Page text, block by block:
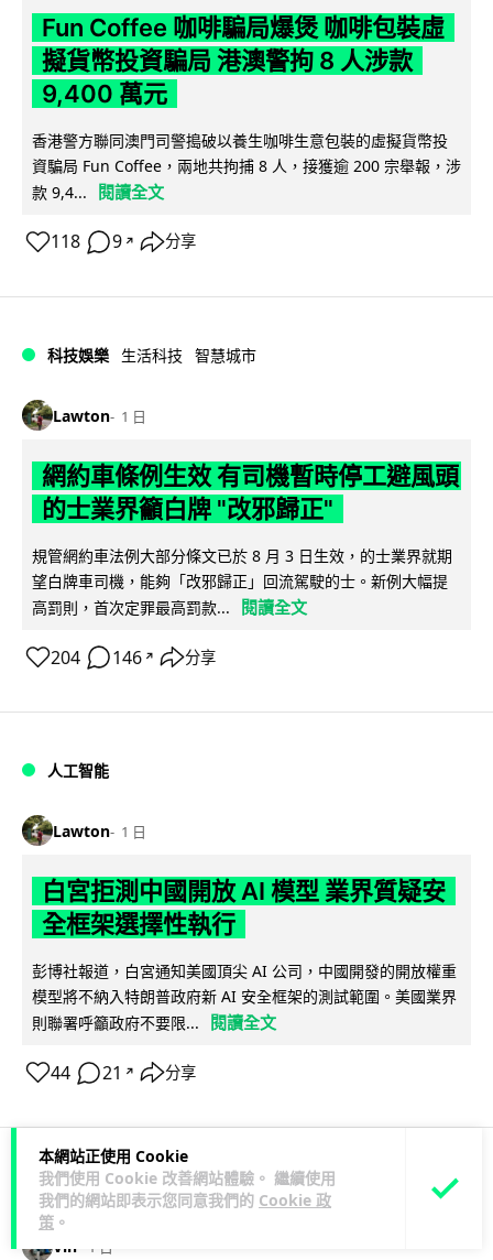
本網站正使用 Cookie
我們使用 Cookie 改善網站體驗。 繼續使用
我們的網站即表示您同意我們的 Cookie 政
策 。
Fun Coffee 咖啡騙局爆煲 咖啡包裝虛
擬貨幣投資騙局 港澳警拘 8 人涉款
9,400 萬元
香港警方聯同澳門司警搗破以養生咖啡生意包裝的虛擬貨幣投
資騙局 Fun Coffee，兩地共拘捕 8 人，接獲逾 200 宗舉報，涉
款 9,4...
閱讀全文
118 9 ↗ 分享
科技娛樂 生活科技 智慧城市
Lawton 1 日
網約車條例生效 有司機暫時停工避風頭
的士業界籲白牌 "改邪歸正"
規管網約車法例大部分條文已於 8 月 3 日生效，的士業界就期
望白牌車司機，能夠「改邪歸正」回流駕駛的士。新例大幅提
高罰則，首次定罪最高罰款...
閱讀全文
204 146 ↗ 分享
人工智能
Lawton 1 日
白宮拒測中國開放 AI 模型 業界質疑安
全框架選擇性執行
彭博社報道，白宮通知美國頂尖 AI 公司，中國開發的開放權重
模型將不納入特朗普政府新 AI 安全框架的測試範圍。美國業界
則聯署呼籲政府不要限...
閱讀全文
44 21 ↗ 分享
人工智能
Vin 1 日